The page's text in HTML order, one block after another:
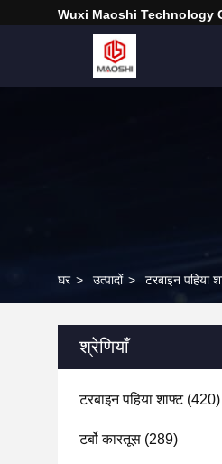
Wuxi Maoshi Technology
घर > उत्पादों > टरबाइन पहिया
श्रेणियाँ
टरबाइन पहिया शाफ्ट(420)
टर्बो कारतूस (289)